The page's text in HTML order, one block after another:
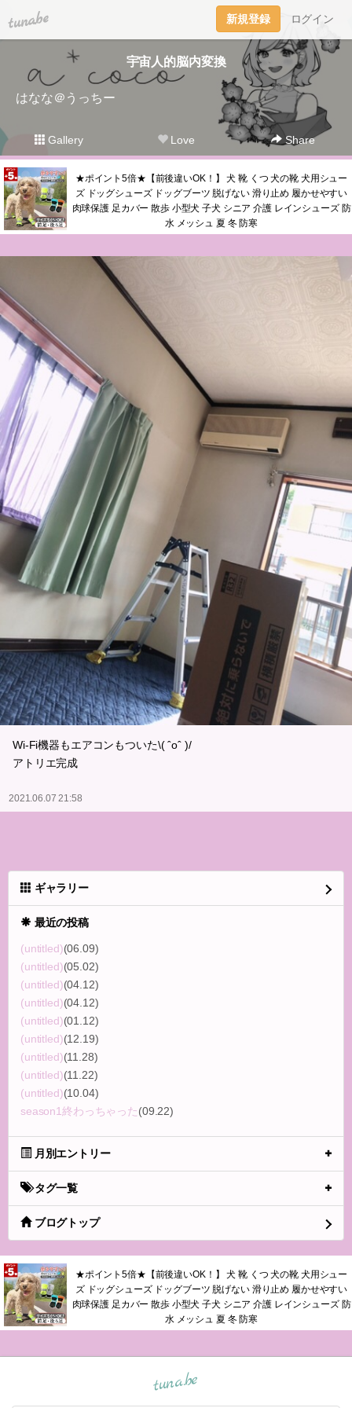
tuna.be 新規登録 ログイン
宇宙人的脳内変換
はなな＠うっちー
Gallery Love Share
★ポイント5倍★【前後違いOK！】 犬 靴 くつ 犬の靴 犬用シュー
ズ ドッグシューズ ドッグブーツ 脱げない 滑り止め 履かせやすい
肉球保護 足カバー 散歩 小型犬 子犬 シニア 介護 レインシューズ 防
水 メッシュ 夏 冬 防寒
Wi-Fi機器もエアコンもついた\( ˆoˆ )/
アトリエ完成
2021.06.07 21:58
ギャラリー
最近の投稿
(untitled)(06.09)
(untitled)(05.02)
(untitled)(04.12)
(untitled)(04.12)
(untitled)(01.12)
(untitled)(12.19)
(untitled)(11.28)
(untitled)(11.22)
(untitled)(10.04)
season1終わっちゃった(09.22)
月別エントリー
タグ一覧
ブログトップ
★ポイント5倍★【前後違いOK！】 犬 靴 くつ 犬の靴 犬用シュー
ズ ドッグシューズ ドッグブーツ 脱げない 滑り止め 履かせやすい
肉球保護 足カバー 散歩 小型犬 子犬 シニア 介護 レインシューズ 防
水 メッシュ 夏 冬 防寒
tuna.be